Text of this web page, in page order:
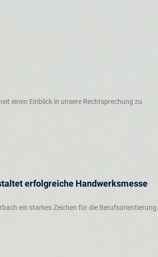
einen Einblick in unsere Rechtsprechung zu
erfolgreiche Handwerksmesse
ein starkes Zeichen für die Berufsorientierung.